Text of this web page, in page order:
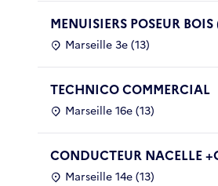
MENUISIERS POSEUR
Marseille 3e (13)
TECHNICO COMMERCIAL
Marseille 16e (13)
CONDUCTEUR NACELLE
Marseille 14e (13)